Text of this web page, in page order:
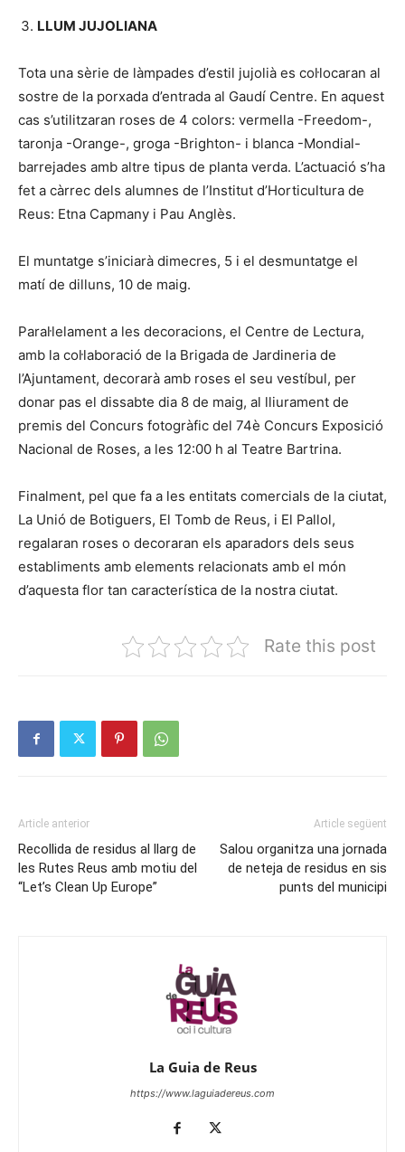
LLUM JUJOLIANA
Tota una sèrie de làmpades d’estil jujolià es col·locaran al
sostre de la porxada d’entrada al Gaudí Centre. En aquest
cas s’utilitzaran roses de 4 colors: vermella -Freedom-,
taronja -Orange-, groga -Brighton- i blanca -Mondial-
barrejades amb altre tipus de planta verda. L’actuació s’ha
fet a càrrec dels alumnes de l’Institut d’Horticultura de
Reus: Etna Capmany i Pau Anglès.
El muntatge s’iniciarà dimecres, 5 i el desmuntatge el
matí de dilluns, 10 de maig.
Paral·lelament a les decoracions, el Centre de Lectura,
amb la col·laboració de la Brigada de Jardineria de
l’Ajuntament, decorarà amb roses el seu vestíbul, per
donar pas el dissabte dia 8 de maig, al lliurament de
premis del Concurs fotogràfic del 74è Concurs Exposició
Nacional de Roses, a les 12:00 h al Teatre Bartrina.
Finalment, pel que fa a les entitats comercials de la ciutat,
La Unió de Botiguers, El Tomb de Reus, i El Pallol,
regalaran roses o decoraran els aparadors dels seus
establiments amb elements relacionats amb el món
d’aquesta flor tan característica de la nostra ciutat.
Rate this post
Article anterior
Recollida de residus al llarg de
les Rutes Reus amb motiu del
“Let’s Clean Up Europe”
Article següent
Salou organitza una jornada
de neteja de residus en sis
punts del municipi
La Guia de Reus
https://www.laguiadereus.com